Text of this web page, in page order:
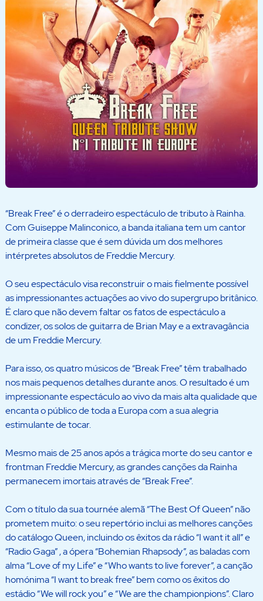
“Break Free” é o derradeiro espectáculo de tributo à Rainha.
Com Guiseppe Malinconico, a banda italiana tem um cantor
de primeira classe que é sem dúvida um dos melhores
intérpretes absolutos de Freddie Mercury.
O seu espectáculo visa reconstruir o mais fielmente possível
as impressionantes actuações ao vivo do supergrupo britânico.
É claro que não devem faltar os fatos de espectáculo a
condizer, os solos de guitarra de Brian May e a extravagância
de um Freddie Mercury.
Para isso, os quatro músicos de “Break Free” têm trabalhado
nos mais pequenos detalhes durante anos. O resultado é um
impressionante espectáculo ao vivo da mais alta qualidade que
encanta o público de toda a Europa com a sua alegria
estimulante de tocar.
Mesmo mais de 25 anos após a trágica morte do seu cantor e
frontman Freddie Mercury, as grandes canções da Rainha
permanecem imortais através de “Break Free”.
Com o título da sua tournée alemã “The Best Of Queen” não
prometem muito: o seu repertório inclui as melhores canções
do catálogo Queen, incluindo os êxitos da rádio “I want it all” e
“Radio Gaga” , a ópera “Bohemian Rhapsody”, as baladas com
alma “Love of my Life” e “Who wants to live forever”, a canção
homónima “I want to break free” bem como os êxitos do
estádio “We will rock you” e “We are the championpions”. Claro